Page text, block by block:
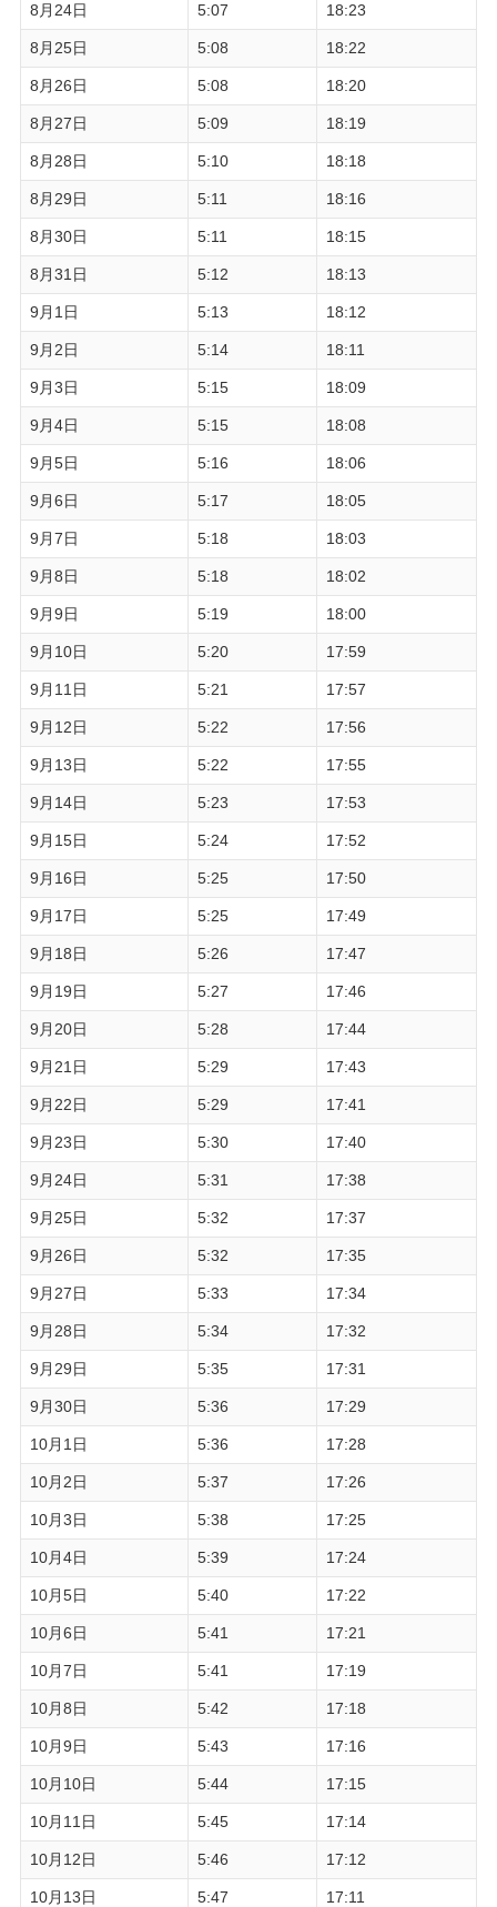
8月24日 5:07 18:23
8月25日 5:08 18:22
8月26日 5:08 18:20
8月27日 5:09 18:19
8月28日 5:10 18:18
8月29日 5:11 18:16
8月30日 5:11 18:15
8月31日 5:12 18:13
9月1日 5:13 18:12
9月2日 5:14 18:11
9月3日 5:15 18:09
9月4日 5:15 18:08
9月5日 5:16 18:06
9月6日 5:17 18:05
9月7日 5:18 18:03
9月8日 5:18 18:02
9月9日 5:19 18:00
9月10日 5:20 17:59
9月11日 5:21 17:57
9月12日 5:22 17:56
9月13日 5:22 17:55
9月14日 5:23 17:53
9月15日 5:24 17:52
9月16日 5:25 17:50
9月17日 5:25 17:49
9月18日 5:26 17:47
9月19日 5:27 17:46
9月20日 5:28 17:44
9月21日 5:29 17:43
9月22日 5:29 17:41
9月23日 5:30 17:40
9月24日 5:31 17:38
9月25日 5:32 17:37
9月26日 5:32 17:35
9月27日 5:33 17:34
9月28日 5:34 17:32
9月29日 5:35 17:31
9月30日 5:36 17:29
10月1日 5:36 17:28
10月2日 5:37 17:26
10月3日 5:38 17:25
10月4日 5:39 17:24
10月5日 5:40 17:22
10月6日 5:41 17:21
10月7日 5:41 17:19
10月8日 5:42 17:18
10月9日 5:43 17:16
10月10日 5:44 17:15
10月11日 5:45 17:14
10月12日 5:46 17:12
10月13日 5:47 17:11